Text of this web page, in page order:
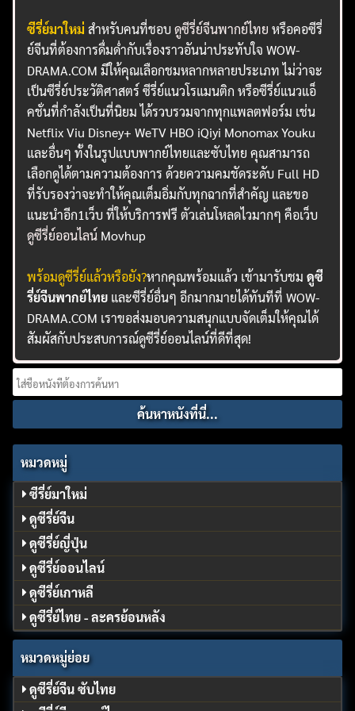
ซีรี่ย์มาใหม่ สำหรับคนที่ชอบดูซีรี่ย์จีนพากย์ไทย หรือคอซีรี่
ย์จีนที่ต้องการดื่มด่ำกับเรื่องราวอันน่าประทับใจ WOW-
DRAMA.COM มีให้คุณเลือกชมหลากหลายประเภท ไม่ว่าจะ
เป็นซีรี่ย์ประวัติศาสตร์ ซีรี่ย์แนวโรแมนติก หรือซีรี่ย์แนวแอ็
คชั่นที่กำลังเป็นที่นิยม ได้รวบรวมจากทุกแพลตฟอร์ม เช่น
Netflix Viu Disney+ WeTV HBO iQiyi Monomax Youku
และอื่นๆ ทั้งในรูปแบบพากย์ไทยและซับไทย คุณสามารถ
เลือกดูได้ตามความต้องการ ด้วยความคมชัดระดับ Full HD
ที่รับรองว่าจะทำให้คุณเต็มอิ่มกับทุกฉากที่สำคัญ และขอ
แนะนำอีก1เว็บ ที่ให้บริการฟรี ตัวเล่นโหลดไวมากๆ คือเว็บ
ดูซีรี่ย์ออนไลน์ Movhup
พร้อมดูซีรี่ย์แล้วหรือยัง?หากคุณพร้อมแล้ว เข้ามารับชมดูซี
รี่ย์จีนพากย์ไทย และซีรี่ย์อื่นๆ อีกมากมายได้ทันทีที่ WOW-
DRAMA.COM เราขอส่งมอบความสนุกแบบจัดเต็มให้คุณได้
สัมผัสกับประสบการณ์ดูซีรี่ย์ออนไลน์ที่ดีที่สุด!
Search
for:
หมวดหมู่
ซีรี่ย์มาใหม่
ดูซีรี่ย์จีน
ดูซีรี่ย์ญี่ปุ่น
ดูซีรี่ย์ออนไลน์
ดูซีรี่ย์เกาหลี
ดูซีรี่ย์ไทย - ละครย้อนหลัง
หมวดหมู่ย่อย
ดูซีรี่ย์จีน ซับไทย